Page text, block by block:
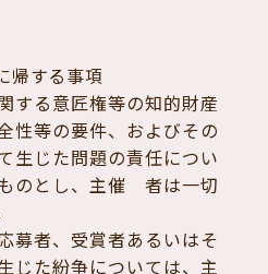
帰する事項
意匠権等の知的財産
性等の要件、およびその
生じた問題の責任につい
のとし、主催 者は一切
、受賞者あるいはそ
じた紛争については、主